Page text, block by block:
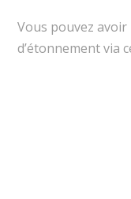
Vous pouvez
d’étonnement via